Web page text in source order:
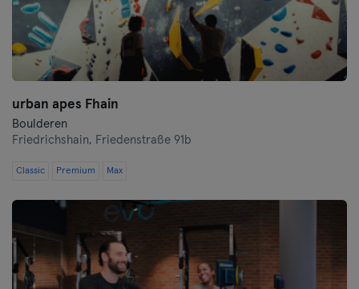
urban apes Fhain
Boulderen
Friedrichshain, Friedenstraße 91b
Classic Premium Max
Schwerin
Siegen
Straubing
Weiden
Wiesbaden